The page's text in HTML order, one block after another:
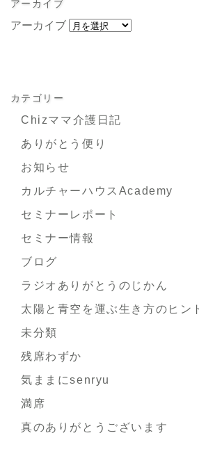
アーカイブ
アーカイブ
カテゴリー
Chizママ介護日記
ありがとう便り
お知らせ
カルチャーハウスAcademy
セミナーレポート
セミナー情報
ブログ
ラジオありがとうのじかん
太陽と青空を運ぶ生き方のヒン
未分類
残席わずか
気ままにsenryu
満席
真のありがとうございます